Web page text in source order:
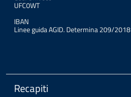
UFC0WT
IBAN
Linee guida AGID. Determina 209/2018
Recapiti